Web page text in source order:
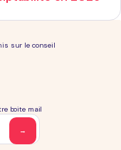
sur le conseil
boite mail